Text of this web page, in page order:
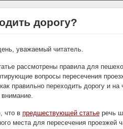
дорогу?
уважаемый читатель.
рассмотрены правила для
вопросы пересечения
правильно переходить дорогу и
внимание.
что в предшествующей статьеречь
места для пересечения проезжей